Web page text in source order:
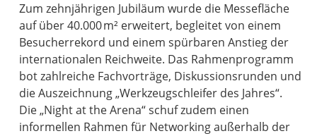
Zum zehnjährigen Jubiläum wurde die Messefläche
auf über 40.000 m² erweitert, begleitet von einem
Besucherrekord und einem spürbaren Anstieg der
internationalen Reichweite. Das Rahmenprogramm
bot zahlreiche Fachvorträge, Diskussionsrunden und
die Auszeichnung „Werkzeugschleifer des Jahres“.
Die „Night at the Arena“ schuf zudem einen
informellen Rahmen für Networking außerhalb der